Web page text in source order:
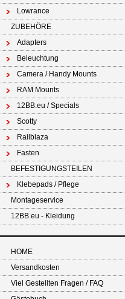
Lowrance
ZUBEHÖRE
Adapters
Beleuchtung
Camera / Handy Mounts
RAM Mounts
12BB.eu / Specials
Scotty
Railblaza
Fasten
BEFESTIGUNGSTEILEN
Klebepads / Pflege
Montageservice
12BB.eu - Kleidung
HOME
Versandkosten
Viel Gestellten Fragen / FAQ